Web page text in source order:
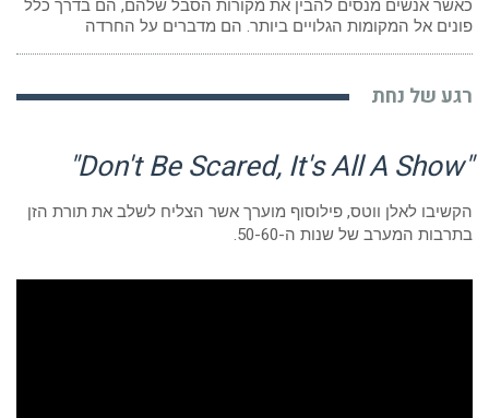
כאשר אנשים מנסים להבין את מקורות הסבל שלהם, הם בדרך כלל
פונים אל המקומות הגלויים ביותר. הם מדברים על החרדה
רגע של נחת
"Don't Be Scared, It's All A Show"
הקשיבו לאלן ווטס, פילוסוף מוערך אשר הצליח לשלב את תורת הזן
בתרבות המערב של שנות ה-50-60.